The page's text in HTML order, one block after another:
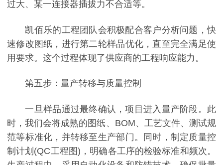
过大、某一连接器插拔力不合适等。
凯佰乐的工程团队会积极配合客户分析问题，快
速修改图纸，进行第二轮样品优化，直至完全满足使
用要求。这个过程体现了供应商的工程响应能力。
第五步：量产转移与质量控制
一旦样品通过最终确认，项目进入量产阶段。此
时，我们会将成熟的图纸、BOM、工艺文件、测试规
范等标准化，并转移至生产部门。同时，制定质量控
制计划(QC工程图)，明确各工序的检验标准和频次。